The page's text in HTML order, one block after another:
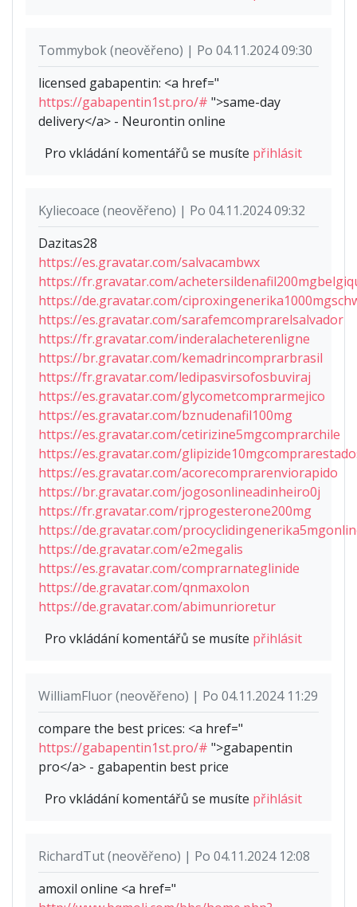
Tommybok (neověřeno) | Po 04.11.2024 09:30
licensed gabapentin: <a href="
https://gabapentin1st.pro/# ">same-day
delivery</a> - Neurontin online
Pro vkládání komentářů se musíte přihlásit
Kyliecoace (neověřeno) | Po 04.11.2024 09:32
Dazitas28
https://es.gravatar.com/salvacambwx
https://fr.gravatar.com/
https://de.gravatar.com/
https://es.gravatar.com/sarafemcomprarelsalvador
https://fr.gravatar.com/inderalacheterenligne
https://br.gravatar.com/kemadrincomprarbrasil
https://fr.gravatar.com/ledipasvirsofosbuviraj
https://es.gravatar.com/glycometcomprarmejico
https://es.gravatar.com/bznudenafil100mg
https://es.gravatar.com/cetirizine5mgcomprarchile
https://es.gravatar.com/
https://es.gravatar.com/acorecomprarenviorapido
https://br.gravatar.com/jogosonlineadinheiro0j
https://fr.gravatar.com/rjprogesterone200mg
https://de.gravatar.com/
https://de.gravatar.com/e2megalis
https://es.gravatar.com/comprarnateglinide
https://de.gravatar.com/qnmaxolon
https://de.gravatar.com/abimunrioretur
Pro vkládání komentářů se musíte přihlásit
WilliamFluor (neověřeno) | Po 04.11.2024 11:29
compare the best prices: <a href="
https://gabapentin1st.pro/# ">gabapentin
pro</a> - gabapentin best price
Pro vkládání komentářů se musíte přihlásit
RichardTut (neověřeno) | Po 04.11.2024 12:08
amoxil online <a href="